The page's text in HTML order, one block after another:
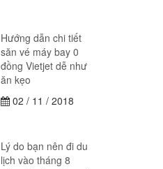
Hướng dẫn chi tiết
săn vé máy bay 0
đồng Vietjet dễ như
ăn kẹo
02 / 11 / 2018
Lý do bạn nên đi du
lịch vào tháng 8